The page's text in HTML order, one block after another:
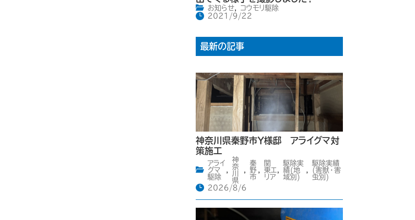
お知らせ,
コウモリ駆除
2021/9/22
最新の記事
神奈川県秦野市Y様邸 アライグマ対
策施工
アライ
グマ
駆除
神
奈
川
県
秦
野
市
関
東エ
リア
駆除実
績(地
域別)
駆除実績
(害獣・害
虫別)
2026/8/6